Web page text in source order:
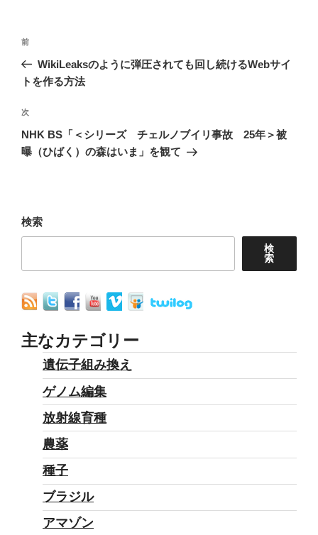
投
稿
ナ
ゲ
ー
前
の
投
前
WikiLeaksのように弾圧されても回し続けるWebサイ
トを作る方法
次
の
投
次
NHK BS「＜シリーズ チェルノブイリ事故 25年＞被
曝（ひばく）の森はいま」を観て
検索
検
索
主なカテゴリー
遺伝子組み換え
ゲノム編集
放射線育種
農薬
種子
ブラジル
アマゾン